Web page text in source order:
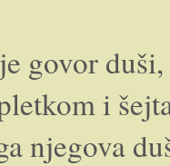
govor
i
njegova